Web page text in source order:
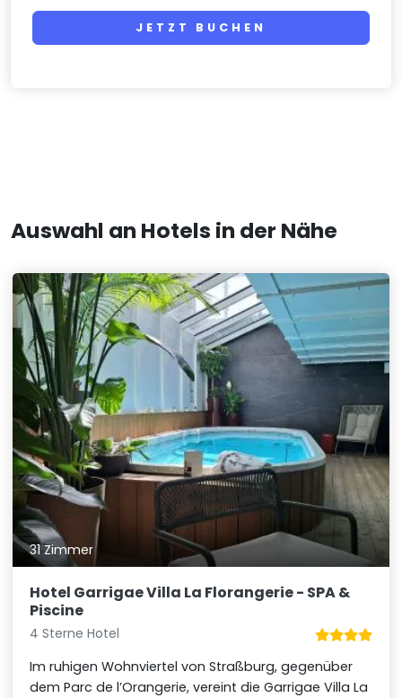
JETZT BUCHEN
Auswahl an Hotels in der Nähe
31 Zimmer
Hotel Garrigae Villa La Florangerie - SPA &
Piscine
4 Sterne Hotel
Im ruhigen Wohnviertel von Straßburg, gegenüber
dem Parc de l’Orangerie, vereint die Garrigae Villa La